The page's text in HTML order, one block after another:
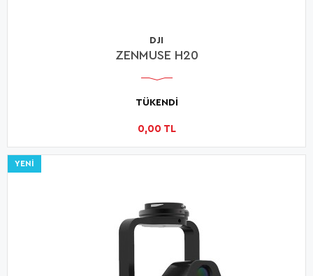
DJI
ZENMUSE H20
0,00 TL
TÜKENDİ
YENI